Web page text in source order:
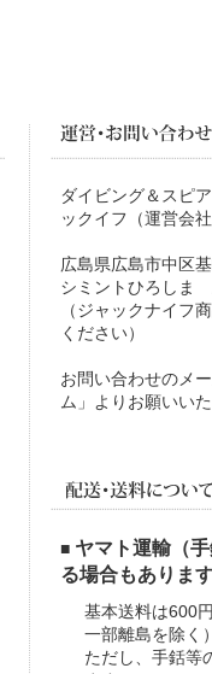
ダイビング＆スピ
ックイフ（運営会
広島県広島市中区
シミントひろしま
（ジャックナイフ
ください）
お問い合わせのメ
ム」よりお願いいた
■ ヤマト運輸（
る場合もあります
基本送料は600
一部離島を除く）
ただし、手銛等